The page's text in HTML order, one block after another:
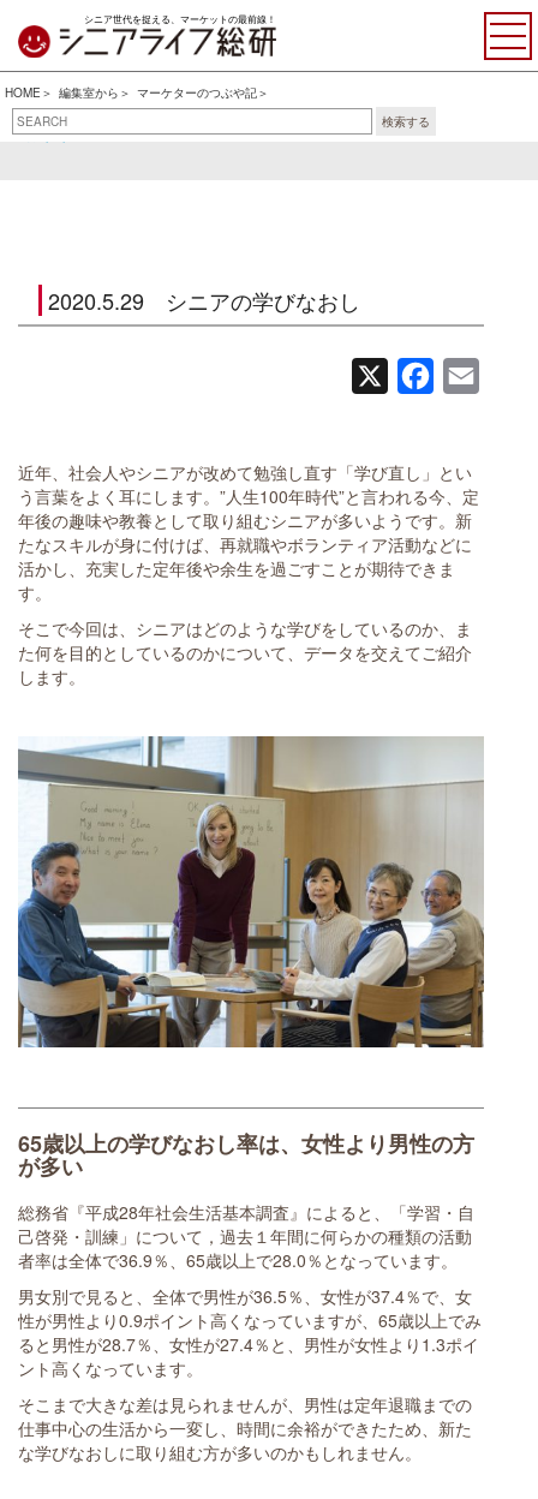
シニア世代を捉える、マーケットの最前線！
HOME 編集室から
マーケターのつぶや記
検索する
おすすめ書籍・アイテム マーケターのつぶや記
2020.5.29 シニアの学びなおし
Facebook
近年、社会人やシニアが改めて勉強し直す「学び直し」とい
う言葉をよく耳にします。”人生100年時代”と言われる今、定
年後の趣味や教養として取り組むシニアが多いようです。新
たなスキルが身に付けば、再就職やボランティア活動などに
活かし、充実した定年後や余生を過ごすことが期待できま
す。
そこで今回は、シニアはどのような学びをしているのか、ま
た何を目的としているのかについて、データを交えてご紹介
します。
65歳以上の学びなおし率は、女性より男性の方
が多い
総務省『平成28年社会生活基本調査』によると、「学習・自
己啓発・訓練」について，過去１年間に何らかの種類の活動
者率は全体で36.9％、65歳以上で28.0％となっています。
男女別で見ると、全体で男性が36.5％、女性が37.4％で、女
性が男性より0.9ポイント高くなっていますが、65歳以上でみ
ると男性が28.7％、女性が27.4％と、男性が女性より1.3ポイ
ント高くなっています。
そこまで大きな差は見られませんが、男性は定年退職までの
仕事中心の生活から一変し、時間に余裕ができたため、新た
な学びなおしに取り組む方が多いのかもしれません。